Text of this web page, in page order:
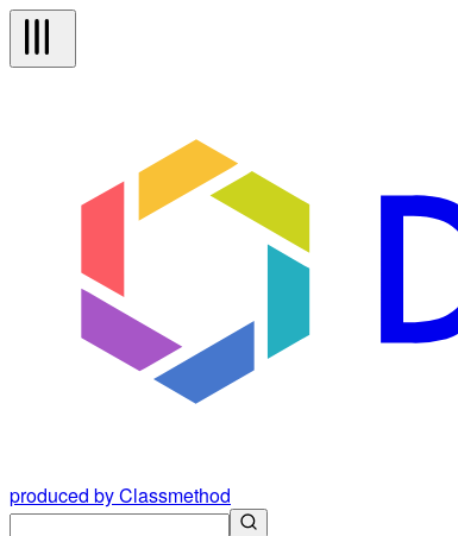
produced by Classmethod